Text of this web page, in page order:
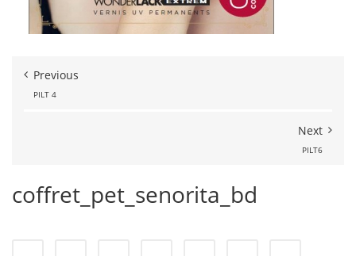
Previous
PILT 4
Next
PILT6
coffret_pet_senorita_bd